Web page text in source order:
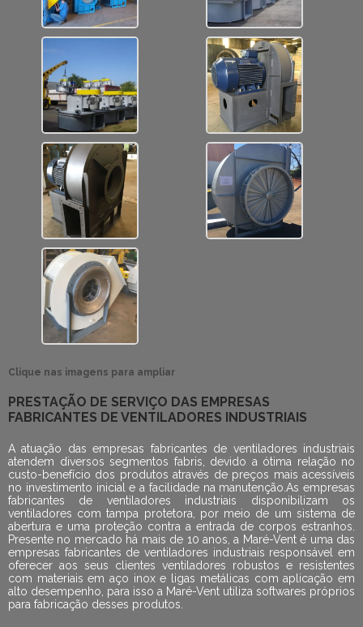
Clique nas imagens para ampliar
PRESTAÇÃO DE SERVIÇO DAS EMPRESAS
FABRICANTES DE VENTILADORES INDUSTRIAIS
A atuação dasempresas fabricantes de ventiladores industriais
atendem diversos segmentos fabris, devido a ótima relação no
custo-benefício dos produtos através de preços mais acessíveis
no investimento inicial e a facilidade na manutenção.As empresas
fabricantes de ventiladores industriais disponibilizam os
ventiladores com tampa protetora, por meio de um sistema de
abertura e uma proteção contra a entrada de corpos estranhos.
Presente no mercado há mais de 10 anos, a Maré-Vent é uma das
empresas fabricantes de ventiladores industriais responsável em
oferecer aos seus clientes ventiladores robustos e resistentes
com materiais em aço inox e ligas metálicas com aplicação em
alto desempenho, para isso a Maré-Vent utiliza softwares próprios
para fabricação desses produtos.